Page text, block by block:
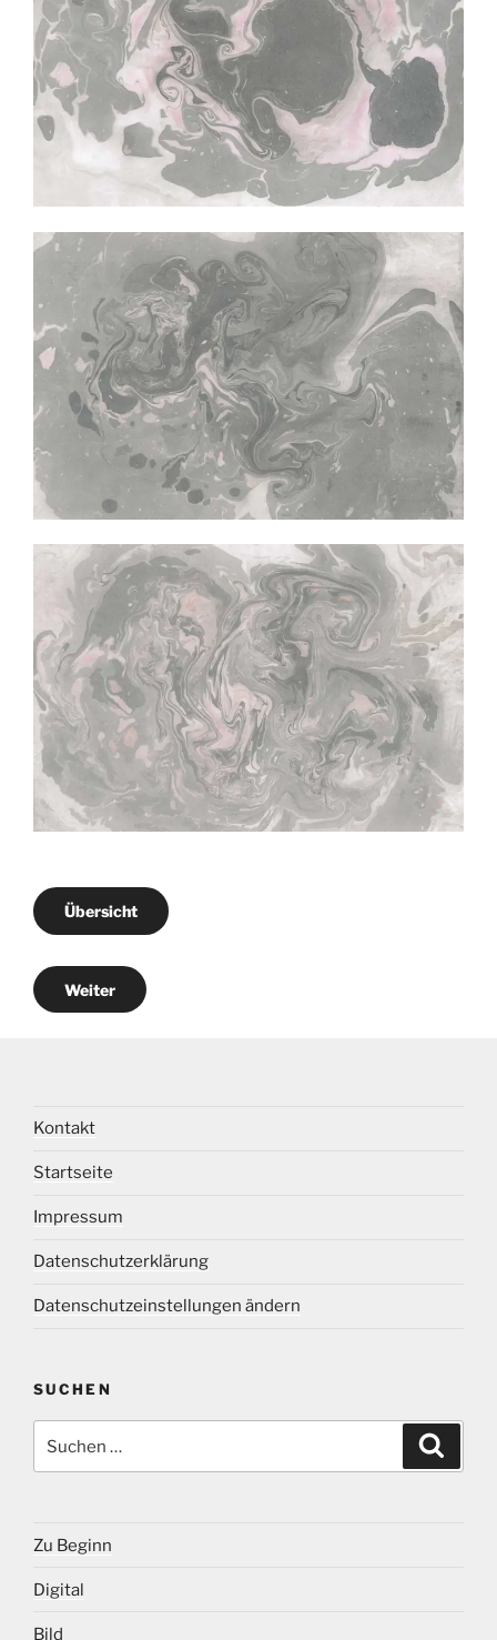
Übersicht
Weiter
Kontakt
Startseite
Impressum
Datenschutzerklärung
Datenschutzeinstellungen ändern
SUCHEN
nach:
Zu Beginn
Digital
Bild